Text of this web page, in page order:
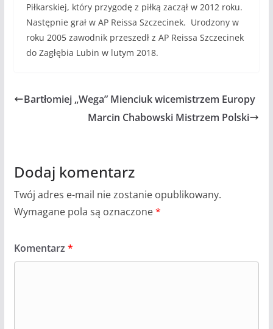
Piłkarskiej, który przygodę z piłką zaczął w 2012 roku.
Następnie grał w AP Reissa Szczecinek. Urodzony w
roku 2005 zawodnik przeszedł z AP Reissa Szczecinek
do Zagłębia Lubin w lutym 2018.
Bartłomiej „Wega” Mienciuk wicemistrzem Europy
Marcin Chabowski Mistrzem Polski
Dodaj komentarz
Twój adres e-mail nie zostanie opublikowany.
Wymagane pola są oznaczone*
Komentarz *